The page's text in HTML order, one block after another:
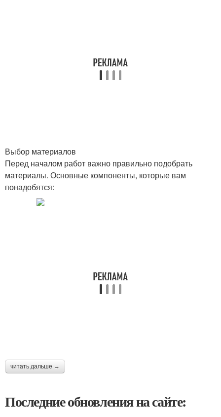
Выбор материалов
Перед началом работ важно правильно подобрать
материалы. Основные компоненты, которые вам
понадобятся:
читать дальше →
Последние обновления на сайте: